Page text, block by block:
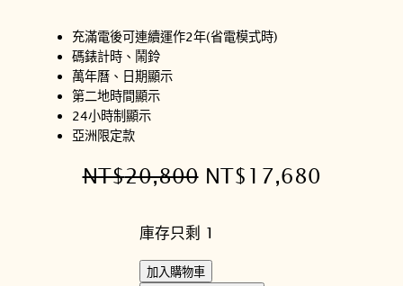
充滿電後可連續運作2年(省電模式時)
碼錶計時、鬧鈴
萬年曆、日期顯示
第二地時間顯示
24小時制顯示
亞洲限定款
NT$20,800 原
價
格
NT$ 17,680
庫存只剩 1
C加入購物車